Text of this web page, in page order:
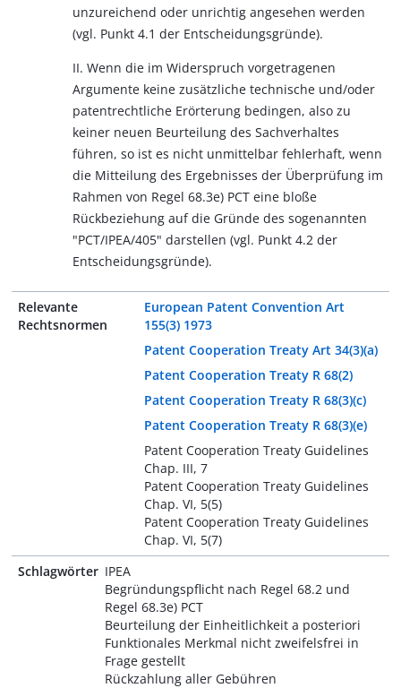
unzureichend oder unrichtig angesehen werden
(vgl. Punkt 4.1 der Entscheidungsgründe).
II. Wenn die im Widerspruch vorgetragenen
Argumente keine zusätzliche technische und/oder
patentrechtliche Erörterung bedingen, also zu
keiner neuen Beurteilung des Sachverhaltes
führen, so ist es nicht unmittelbar fehlerhaft, wenn
die Mitteilung des Ergebnisses der Überprüfung im
Rahmen von Regel 68.3e) PCT eine bloße
Rückbeziehung auf die Gründe des sogenannten
"PCT/IPEA/405" darstellen (vgl. Punkt 4.2 der
Entscheidungsgründe).
Relevante
Rechtsnormen
European Patent Convention Art
155(3) 1973
Patent Cooperation Treaty Art 34(3)(a)
Patent Cooperation Treaty R 68(2)
Patent Cooperation Treaty R 68(3)(c)
Patent Cooperation Treaty R 68(3)(e)
Patent Cooperation Treaty Guidelines
Chap. III, 7
Patent Cooperation Treaty Guidelines
Chap. VI, 5(5)
Patent Cooperation Treaty Guidelines
Chap. VI, 5(7)
Schlagwörter IPEA
Begründungspflicht nach Regel 68.2 und
Regel 68.3e) PCT
Beurteilung der Einheitlichkeit a posteriori
Funktionales Merkmal nicht zweifelsfrei in
Frage gestellt
Rückzahlung aller Gebühren